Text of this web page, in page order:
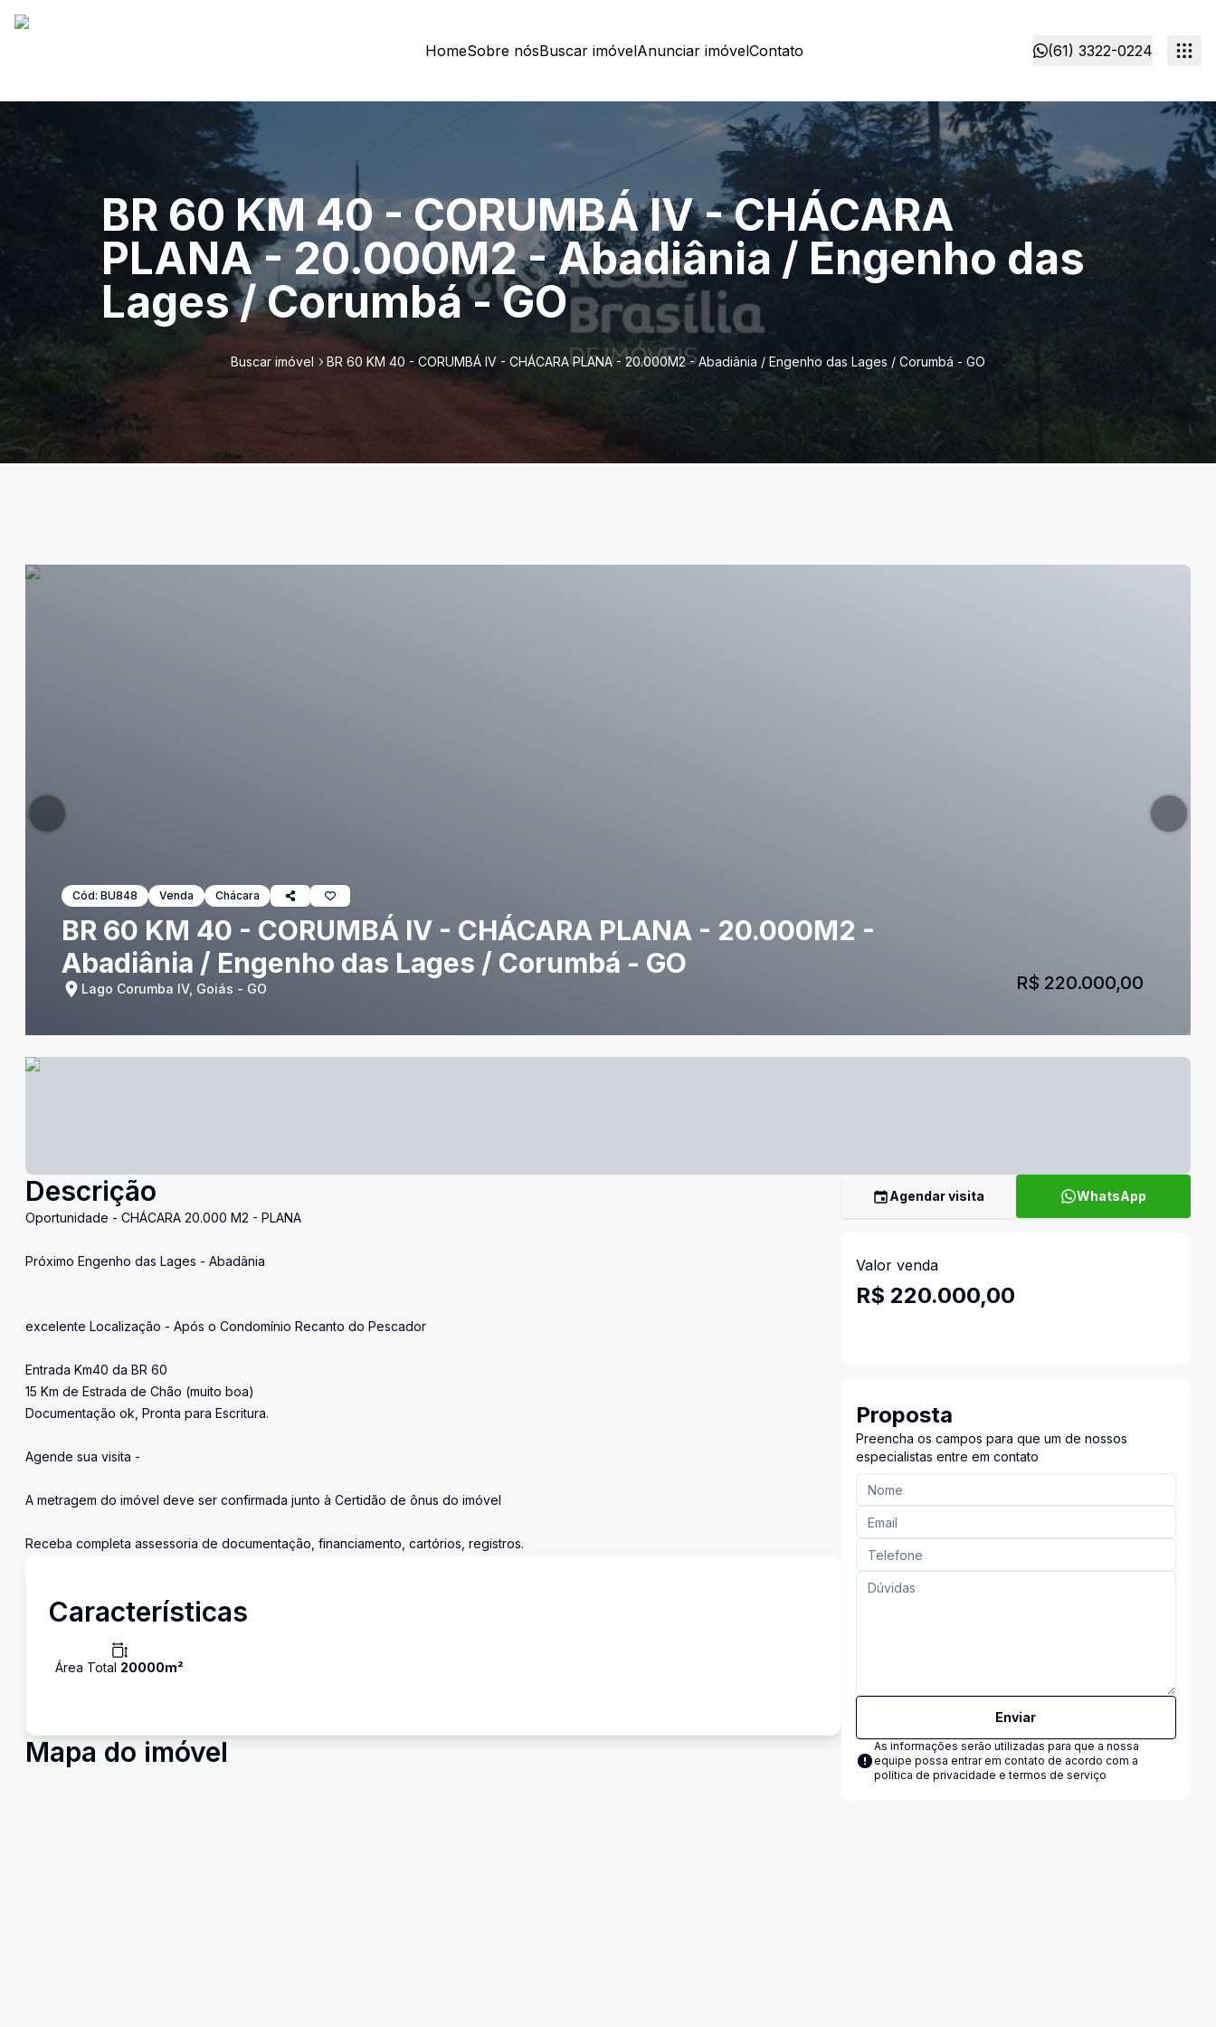
HomeSobre nósBuscar imóvelAnunciar imóvelContato (61) 3322-0224
BR 60 KM 40 - CORUMBÁ IV - CHÁCARA
PLANA - 20.000M2 - Abadiânia / Engenho das
Lages / Corumbá - GO
Buscar imóvel BR 60 KM 40 - CORUMBÁ IV - CHÁCARA PLANA - 20.000M2 - Abadiânia / Engenho das Lages / Corumbá - GO
Cód: BU848 Venda Chácara
BR 60 KM 40 - CORUMBÁ IV - CHÁCARA PLANA - 20.000M2 -
Abadiânia / Engenho das Lages / Corumbá - GO
Lago Corumba IV, Goiás - GO R$ 220.000,00
Descrição
Oportunidade - CHÁCARA 20.000 M2 - PLANA
Próximo Engenho das Lages - Abadânia
excelente Localização - Após o Condomínio Recanto do Pescador
Entrada Km40 da BR 60
15 Km de Estrada de Chão (muito boa)
Documentação ok, Pronta para Escritura.
Agende sua visita -
A metragem do imóvel deve ser confirmada junto à Certidão de ônus do imóvel
Receba completa assessoria de documentação, financiamento, cartórios, registros.
Características
Área Total 20000m²
Mapa do imóvel
Agendar visita WhatsApp
Valor venda
R$ 220.000,00
Proposta
Preencha os campos para que um de nossos
especialistas entre em contato
Enviar
As informações serão utilizadas para que a nossa
equipe possa entrar em contato de acordo com a
política de privacidade e termos de serviço